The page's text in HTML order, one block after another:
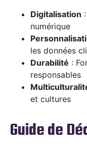
Digitalisation
numérique
les données
Durabilité :
responsables
et cultures
Guide de